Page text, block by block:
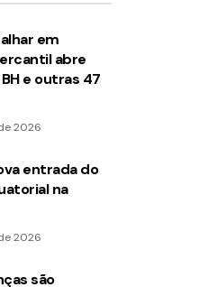
em
abre
e outras 47
2026
entrada do
na
2026
são